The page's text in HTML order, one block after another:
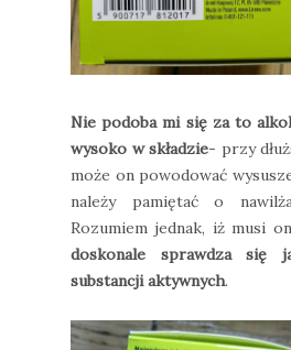
Nie podoba mi się za to
wysoko w składzie- przy
może on powodować
należy pamiętać o
Rozumiem jednak, iż musi
doskonale sprawdza się
substancji aktywnych.